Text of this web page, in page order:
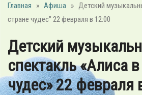
Главная » Афиша » Детский
стране чудес" 22 февраля в 12:00
Детский
спектакль «Алиса
чудес» 22 февраля